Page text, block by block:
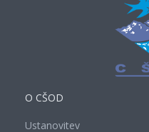
O CŠOD
Ustanovitev